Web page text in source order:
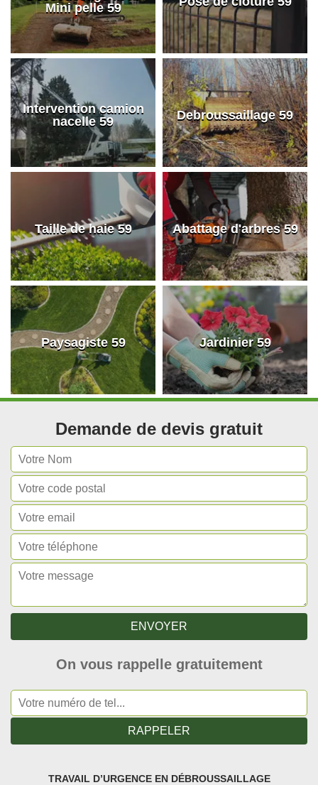
Mini pelle 59
Intervention camion
nacelle 59
Debroussaillage 59
Taille de haie 59 Abattage d'arbres 59
Paysagiste 59 Jardinier 59
Demande de devis gratuit
On vous rappelle gratuitement
TRAVAIL D’URGENCE EN DÉBROUSSAILLAGE